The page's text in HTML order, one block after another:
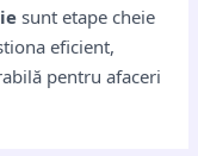
sunt etape cheie
eficient,
pentru afaceri